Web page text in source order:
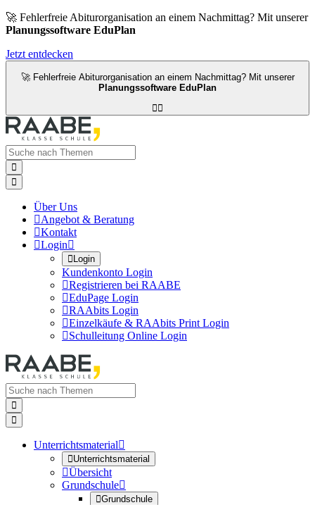
🚀 Fehlerfreie Abiturorganisation an einem Nachmittag? Mit unserer
Planungssoftware EduPlan
Jetzt entdecken
🚀 Fehlerfreie Abiturorganisation an einem Nachmittag? Mit unserer
Planungssoftware EduPlan



Über Uns
Angebot & Beratung
Kontakt
Login
Login
Kundenkonto Login
Registrieren bei RAABE
EduPage Login
RAAbits Login
Einzelkäufe & RAAbits Print Login
Schulleitung Online Login


Unterrichtsmaterial
Unterrichtsmaterial
Übersicht
Grundschule
Grundschule